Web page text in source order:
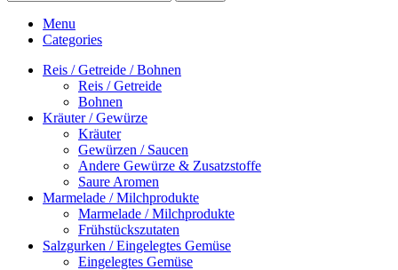
Menu
Categories
Reis / Getreide / Bohnen
Reis / Getreide
Bohnen
Kräuter / Gewürze
Kräuter
Gewürzen / Saucen
Andere Gewürze & Zusatzstoffe
Saure Aromen
Marmelade / Milchprodukte
Marmelade / Milchprodukte
Frühstückszutaten
Salzgurken / Eingelegtes Gemüse
Eingelegtes Gemüse